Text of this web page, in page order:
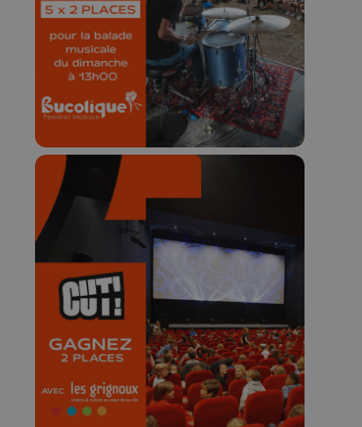
Concours valable jusqu'au 9 août,
23h59.
🎬 Concours CUT x
Les Grignoux ✨
Concours permanent - 2 places à
gagner chaque semaine !